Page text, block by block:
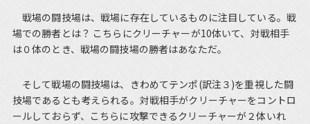
戦場の闘技場は、戦場に存在しているものに注目している。戦
場での勝者とは？ こちらにクリーチャーが10体いて、対戦相手
は０体のとき、戦場の闘技場の勝者はあなただ。
そして戦場の闘技場は、きわめてテンポ(訳注３)を重視した闘
技場であるとも考えられる。対戦相手がクリーチャーをコントロ
ールしておらず、こちらに攻撃できるクリーチャーが２体いれ